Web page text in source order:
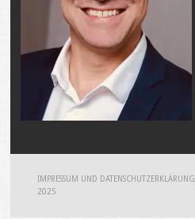
IMPRESSUM UND DATENSCHUTZERKLÄRUNG
2025